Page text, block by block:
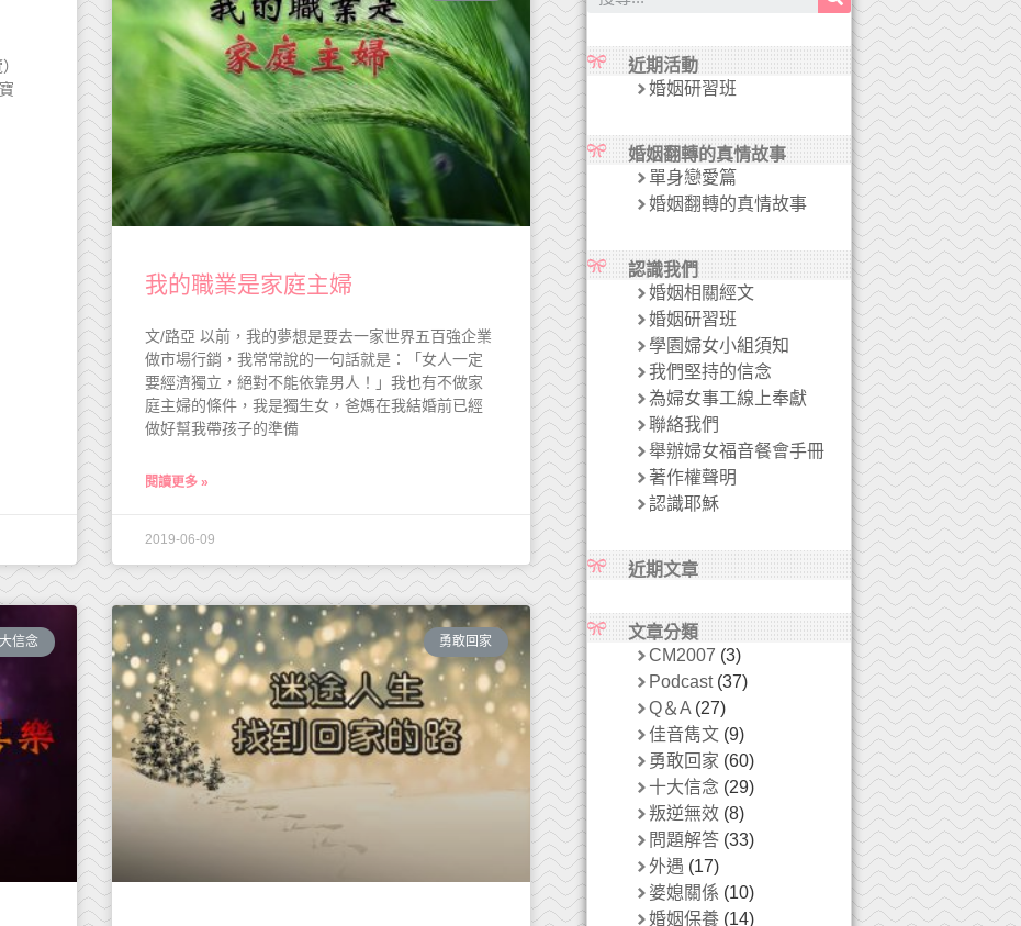
）
我的職業是家庭主婦
文/路亞 以前，我的夢想是要去一家世界五百強企業
做市場行銷，我常常說的一句話就是：「女人一定
要經濟獨立，絕對不能依靠男人！」我也有不做家
庭主婦的條件，我是獨生女，爸媽在我結婚前已經
做好幫我帶孩子的準備
閱讀更多 »
2019-06-09
信念 勇敢回家
近期活動
婚姻研習班
婚姻翻轉的真情故事
單身戀愛篇
婚姻翻轉的真情故事
認識我們
婚姻相關經文
婚姻研習班
學園婦女小組須知
我們堅持的信念
為婦女事工線上奉獻
聯絡我們
舉辦婦女福音餐會手冊
著作權聲明
認識耶穌
近期文章
文章分類
CM2007 (3)
Podcast(37)
Q＆A(27)
佳音雋文(9)
勇敢回家 (60)
十大信念 (29)
叛逆無效(8)
問題解答(33)
外遇 (17)
婆媳關係 (10)
婚姻保養(14)